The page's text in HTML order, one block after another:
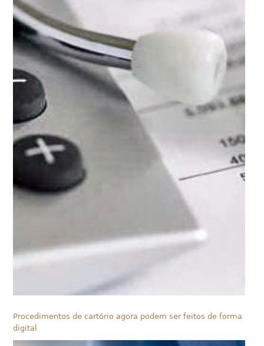
Procedimentos de cartório agora podem ser feitos de forma
digital